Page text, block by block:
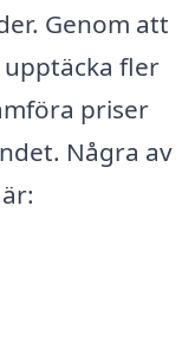
Genom att
fler
priser
Några av